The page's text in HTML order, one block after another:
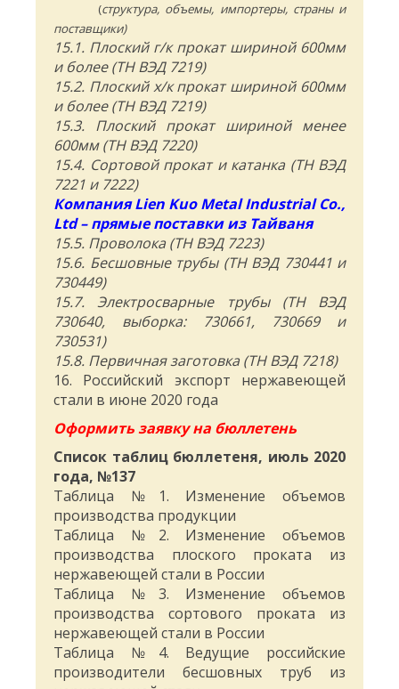
(структура, объемы, импортеры, страны и
поставщики)
15.1. Плоский г/к прокат шириной 600мм
и более (ТН ВЭД 7219)
15.2. Плоский х/к прокат шириной 600мм
и более (ТН ВЭД 7219)
15.3. Плоский прокат шириной менее
600мм (ТН ВЭД 7220)
15.4. Сортовой прокат и катанка (ТН ВЭД
7221 и 7222)
Компания Lien Kuo Metal Industrial Co.,
Ltd – прямые поставки из Тайваня
15.5. Проволока (ТН ВЭД 7223)
15.6. Бесшовные трубы (ТН ВЭД 730441 и
730449)
15.7. Электросварные трубы (ТН ВЭД
730640, выборка: 730661, 730669 и
730531)
15.8. Первичная заготовка (ТН ВЭД 7218)
16. Российский экспорт нержавеющей
стали в июне 2020 года
Оформить заявку на бюллетень
Список таблиц бюллетеня, июль 2020
года, №137
Таблица №1. Изменение объемов
производства продукции
Таблица №2. Изменение объемов
производства плоского проката из
нержавеющей стали в России
Таблица №3. Изменение объемов
производства сортового проката из
нержавеющей стали в России
Таблица №4. Ведущие российские
производители бесшовных труб из